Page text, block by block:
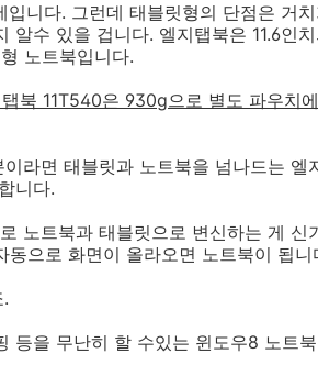
니다. 그런데 태블릿형의 단점은 거
수 있을 겁니다. 엘지탭북은 11.6인
노트북입니다.
북 11T540은 930g으로 별도 파우치
라면 태블릿과 노트북을 넘나드는 엘
니다.
노트북과 태블릿으로 변신하는 게 신
으로 화면이 올라오면 노트북이 됩니
등을 무난히 할 수있는 윈도우8 노트